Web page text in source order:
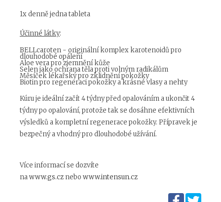
1x denně jedna tableta
Účinné látky:
BELLcaroten - originální komplex karotenoidů pro
dlouhodobé opálení
Aloe vera pro zjemnění kůže
Selen jako ochrana těla proti volným radikálům
Měsíček lékařský pro zklidnění pokožky
Biotin pro regeneraci pokožky a krásné vlasy a nehty
Kúru je ideální začít 4 týdny před opalováním a ukončit 4
týdny po opalování, protože tak se dosáhne efektivních
výsledků a kompletní regenerace pokožky. Přípravek je
bezpečný a vhodný pro dlouhodobé užívání.
Více informací se dozvíte
nawww.gs.cz nebo www.intensun.cz